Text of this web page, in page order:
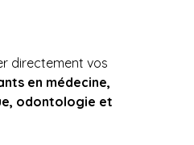
directement vos
en médecine,
odontologie et